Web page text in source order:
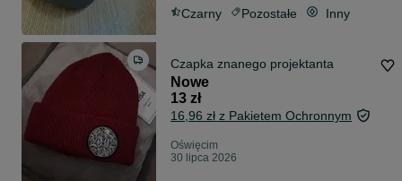
Czarny Pozostałe Inny
Czapka znanego projektanta
Nowe
13 zł
16,96 zł z Pakietem Ochronnym
Oświęcim
30 lipca 2026